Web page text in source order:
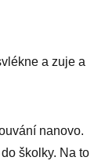
a zuje a
nanovo.
školky. Na to